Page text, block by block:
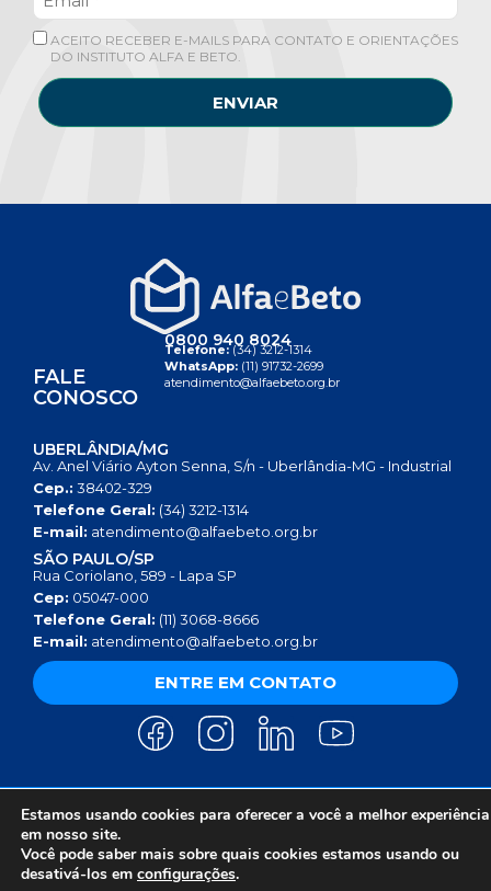
ACEITO RECEBER E-MAILS PARA CONTATO E ORIENTAÇÕES
DO INSTITUTO ALFA E BETO.
ENVIAR
FALE
CONOSCO
0800 940 8024
Telefone:(34) 3212-1314
WhatsApp: (11) 91732-2699
atendimento@alfaebeto.org.br
UBERLÂNDIA/MG
Av. Anel Viário Ayton Senna, S/n - Uberlândia-MG - Industrial
Cep.: 38402-329
Telefone Geral: (34) 3212-1314
E-mail: atendimento@alfaebeto.org.br
SÃO PAULO/SP
Rua Coriolano, 589 - Lapa SP
Cep: 05047-000
Telefone Geral: (11) 3068-8666
E-mail: atendimento@alfaebeto.org.br
ENTRE EM CONTATO
AVISO DE PRIVACIDADE POLÍTICA DE PRIVACIDADE
AVISO SOBRE COOKIES
COPYRIGHT 2025 © INSTITUTO ALFA E BETO - 08.458.084/0001-13
Estamos usando cookies para oferecer a você a melhor experiência
em nosso site.
Você pode saber mais sobre quais cookies estamos usando ou
desativá-los em configurações.